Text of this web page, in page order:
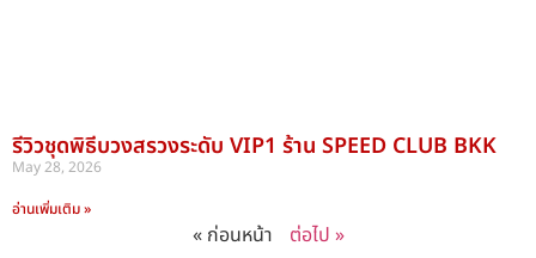
รีวิวชุดพิธีบวงสรวงระดับ VIP1 ร้าน SPEED CLUB BKK
May 28, 2026
อ่านเพิ่มเติม »
« ก่อนหน้า ต่อไป »